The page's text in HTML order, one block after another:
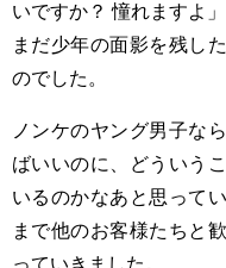
いですか？ 憧れますよ」
まだ少年の面影を残し
のでした。
ノンケのヤング男子な
ばいいのに、どういう
いるのかなあと思って
まで他のお客様たちと
っていきました。